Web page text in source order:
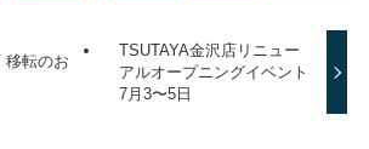
移転のお
TSUTAYA金沢店リニュー
アルオープニングイベント
7月3〜5日